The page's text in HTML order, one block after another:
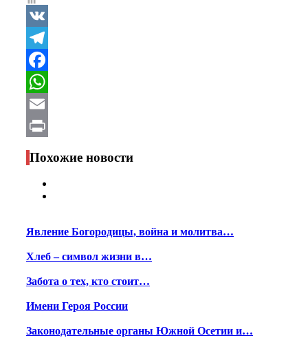
VK
Telegram
Facebook
WhatsApp
Email
Print
Похожие новости
Явление Богородицы, война и молитва…
Хлеб – символ жизни в…
Забота о тех, кто стоит…
Имени Героя России
Законодательные органы Южной Осетии и…